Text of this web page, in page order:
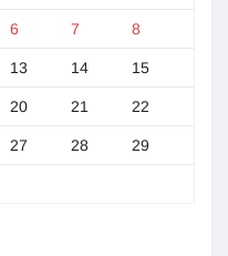
6 7 8
13 14 15
20 21 22
27 28 29